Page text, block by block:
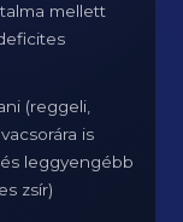
mellett
(reggeli,
is
leggyengébb
zsír)